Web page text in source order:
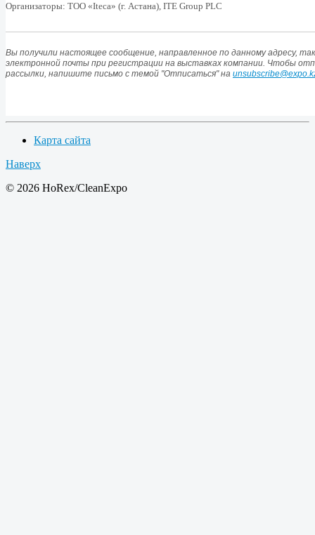
Организаторы: ТОО «Iteca» (г. Астана), ITE Group PLC
Вы получили настоящее сообщение, направленное по данному адресу, так
электронной почты при регистрации на выставках компании. Чтобы
рассылки, напишите письмо с темой "Отписаться" на
Карта сайта
Наверх
© 2026 HoRex/CleanExpo